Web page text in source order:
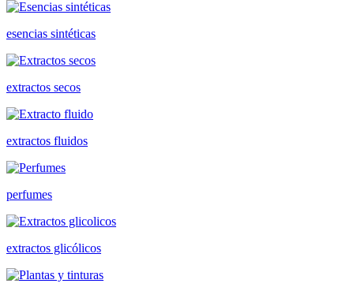
esencias sintéticas
extractos secos
extractos fluidos
perfumes
extractos glicólicos